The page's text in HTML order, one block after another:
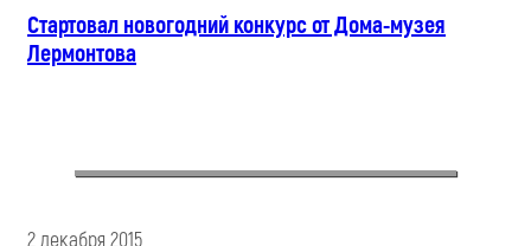
Стартовал новогодний конкурс от Дома-музея
Лермонтова
2 декабря 2015